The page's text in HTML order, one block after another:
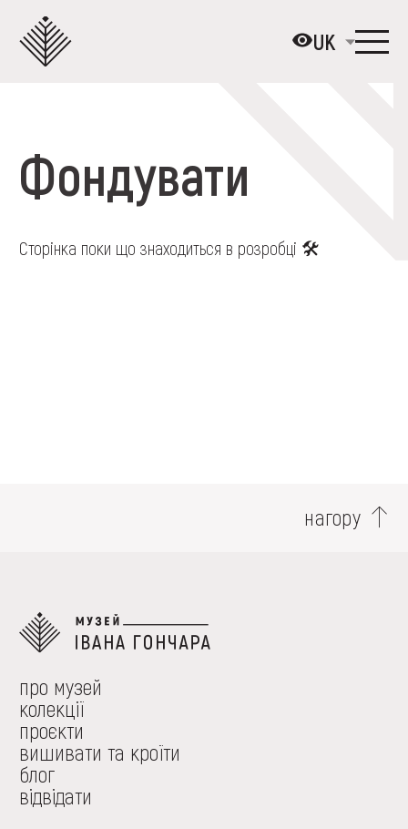
основного
вмісту
UK
КОЛЕКЦІЇ
ВИСТАВКИ ТА ПОДІЇ
МЕДІА
Фондувати
Сторінка поки що знаходиться в розробці 🛠️
нагору
про музей
колекції
проєкти
вишивати та кроїти
блог
відвідати